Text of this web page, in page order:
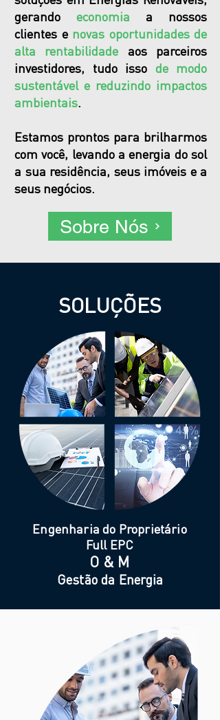
gerando economia a nossos
clientes e novas oportunidades de
alta rentabilidade aos parceiros
investidores, tudo isso de modo
sustentável e reduzindo impactos
ambientais.
Estamos prontos para brilharmos
com você, levando a energia do sol
a sua residência, seus imóveis e a
seus negócios.
Sobre Nós
SOLUÇÕES
Engenharia do Proprietário
Full EPC
O & M
Gestão da Energia